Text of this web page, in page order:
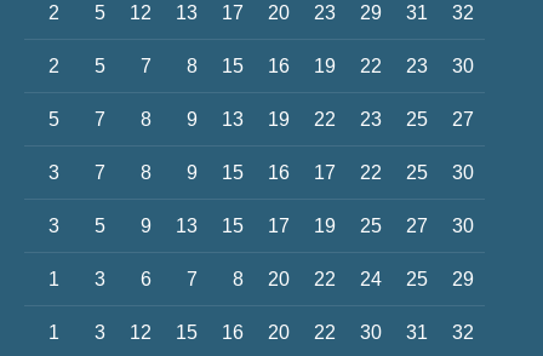
2 5 12 13 17 20 23 29 31 32
2 5 7 8 15 16 19 22 23 30
5 7 8 9 13 19 22 23 25 27
3 7 8 9 15 16 17 22 25 30
3 5 9 13 15 17 19 25 27 30
1 3 6 7 8 20 22 24 25 29
1 3 12 15 16 20 22 30 31 32